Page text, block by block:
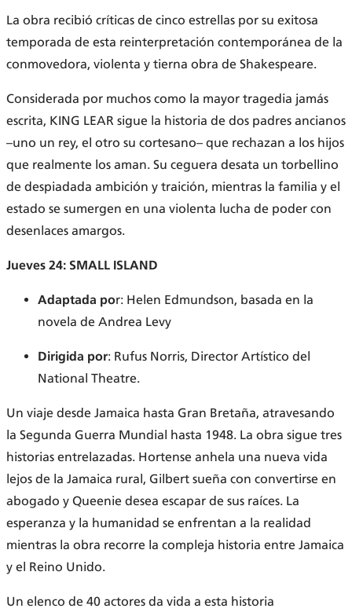
La obra recibió críticas de cinco estrellas por su exitosa
temporada de esta reinterpretación contemporánea de la
conmovedora, violenta y tierna obra de Shakespeare.
Considerada por muchos como la mayor tragedia jamás
escrita, KING LEAR sigue la historia de dos padres ancianos
–uno un rey, el otro su cortesano– que rechazan a los hijos
que realmente los aman. Su ceguera desata un torbellino
de despiadada ambición y traición, mientras la familia y el
estado se sumergen en una violenta lucha de poder con
desenlaces amargos.
Jueves 24: SMALL ISLAND
Adaptada por: Helen Edmundson, basada en la
novela de Andrea Levy
Dirigida por: Rufus Norris, Director Artístico del
National Theatre.
Un viaje desde Jamaica hasta Gran Bretaña, atravesando
la Segunda Guerra Mundial hasta 1948. La obra sigue tres
historias entrelazadas. Hortense anhela una nueva vida
lejos de la Jamaica rural, Gilbert sueña con convertirse en
abogado y Queenie desea escapar de sus raíces. La
esperanza y la humanidad se enfrentan a la realidad
mientras la obra recorre la compleja historia entre Jamaica
y el Reino Unido.
Un elenco de 40 actores da vida a esta historia